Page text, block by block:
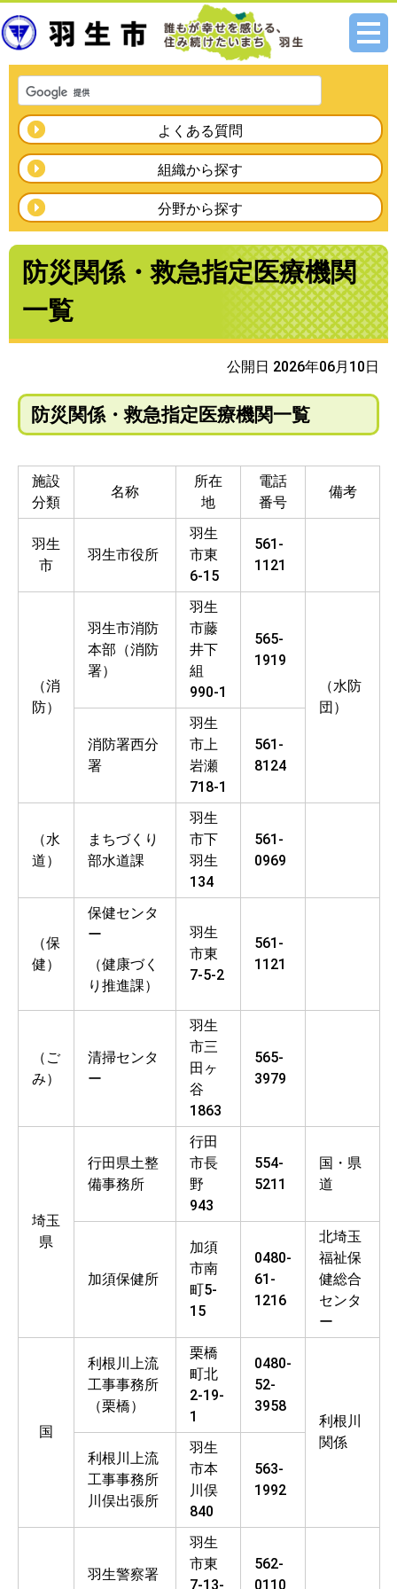
メニ
よくある質問
組織から探す
分野から探す
防災関係・救急指定医療機関
一覧
公開日 2026年06月10日
防災関係・救急指定医療機関一覧
施設
分類
名称
所在
地
電話
番号
備考
羽生
市
羽生市役所
羽生
市東
6-15
561-
1121
（消
防）
羽生市消防
本部（消防
署）
羽生
市藤
井下
組
990-1
565-
1919
（水防
団）
消防署西分
署
羽生
市上
岩瀬
718-1
561-
8124
（水
道）
まちづくり
部水道課
羽生
市下
羽生
134
561-
0969
（保
健）
保健センタ
ー
（健康づく
り推進課）
羽生
市東
7-5-2
561-
1121
（ご
み）
清掃センタ
ー
羽生
市三
田ヶ
谷
1863
565-
3979
埼玉
県
行田県土整
備事務所
行田
市長
野
943
554-
5211
国・県
道
加須保健所
加須
市南
町5-
15
0480-
61-
1216
北埼玉
福祉保
健総合
センタ
ー
国
利根川上流
工事事務所
（栗橋）
栗橋
町北
2-19-
1
0480-
52-
3958
利根川
関係
利根川上流
工事事務所
川俣出張所
羽生
市本
川俣
840
563-
1992
羽生警察署
羽生
市東
7-13-
562-
0110